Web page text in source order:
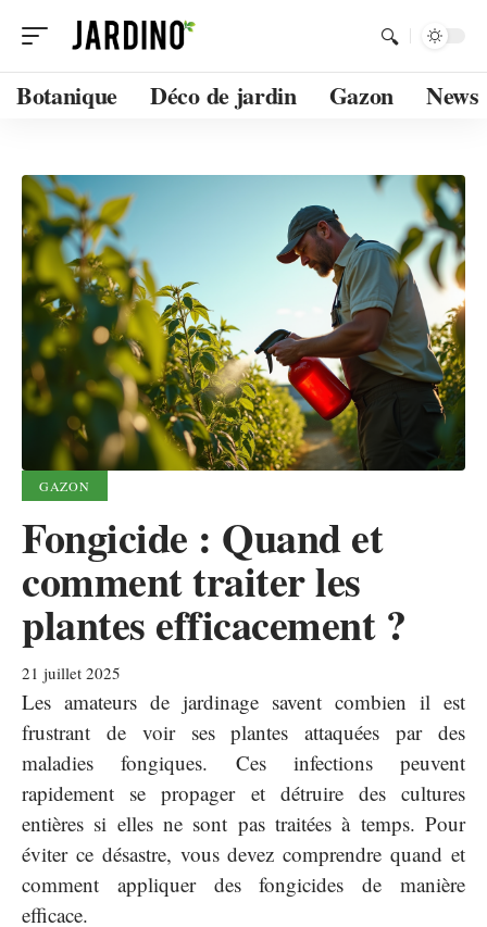
Botanique Déco de jardin Gazon News
GAZON
Fongicide : Quand et
comment traiter les
plantes efficacement ?
21 juillet 2025
Les amateurs de jardinage savent combien il est
frustrant de voir ses plantes attaquées par des
maladies fongiques. Ces infections peuvent
rapidement se propager et détruire des cultures
entières si elles ne sont pas traitées à temps. Pour
éviter ce désastre, vous devez comprendre quand et
comment appliquer des fongicides de manière
efficace.